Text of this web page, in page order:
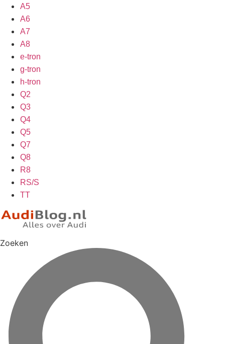
A5
A6
A7
A8
e-tron
g-tron
h-tron
Q2
Q3
Q4
Q5
Q7
Q8
R8
RS/S
TT
Zoeken